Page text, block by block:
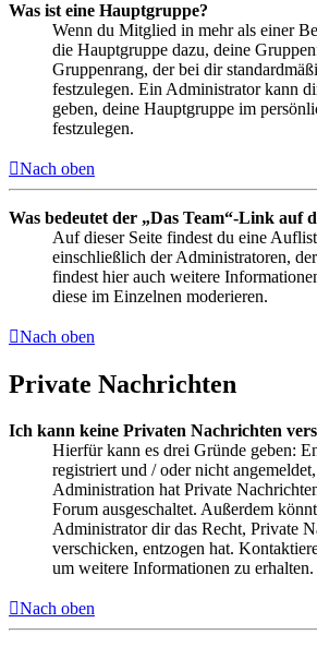
Was ist eine Hauptgruppe?
Wenn du Mitglied in mehr als einer
die Hauptgruppe dazu, deine
Gruppenrang, der bei dir
festzulegen. Ein Administrator kann
geben, deine Hauptgruppe im
festzulegen.
Nach oben
Was bedeutet der „Das Team“-Link auf
Auf dieser Seite findest du eine
einschließlich der Administratoren,
findest hier auch weitere
diese im Einzelnen moderieren.
Nach oben
Private Nachrichten
Ich kann keine Privaten Nachrichten
Hierfür kann es drei Gründe geben:
registriert und / oder nicht
Administration hat Private
Forum ausgeschaltet. Außerdem
Administrator dir das Recht, Private
verschicken, entzogen hat.
um weitere Informationen zu erhalten.
Nach oben